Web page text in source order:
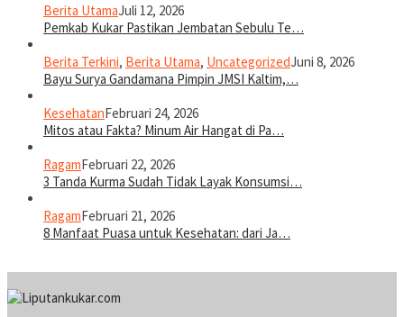
Berita UtamaJuli 12, 2026
Pemkab Kukar Pastikan Jembatan Sebulu Te…
Berita Terkini, Berita Utama, UncategorizedJuni 8, 2026
Bayu Surya Gandamana Pimpin JMSI Kaltim,…
KesehatanFebruari 24, 2026
Mitos atau Fakta? Minum Air Hangat di Pa…
RagamFebruari 22, 2026
3 Tanda Kurma Sudah Tidak Layak Konsumsi…
RagamFebruari 21, 2026
8 Manfaat Puasa untuk Kesehatan: dari Ja…